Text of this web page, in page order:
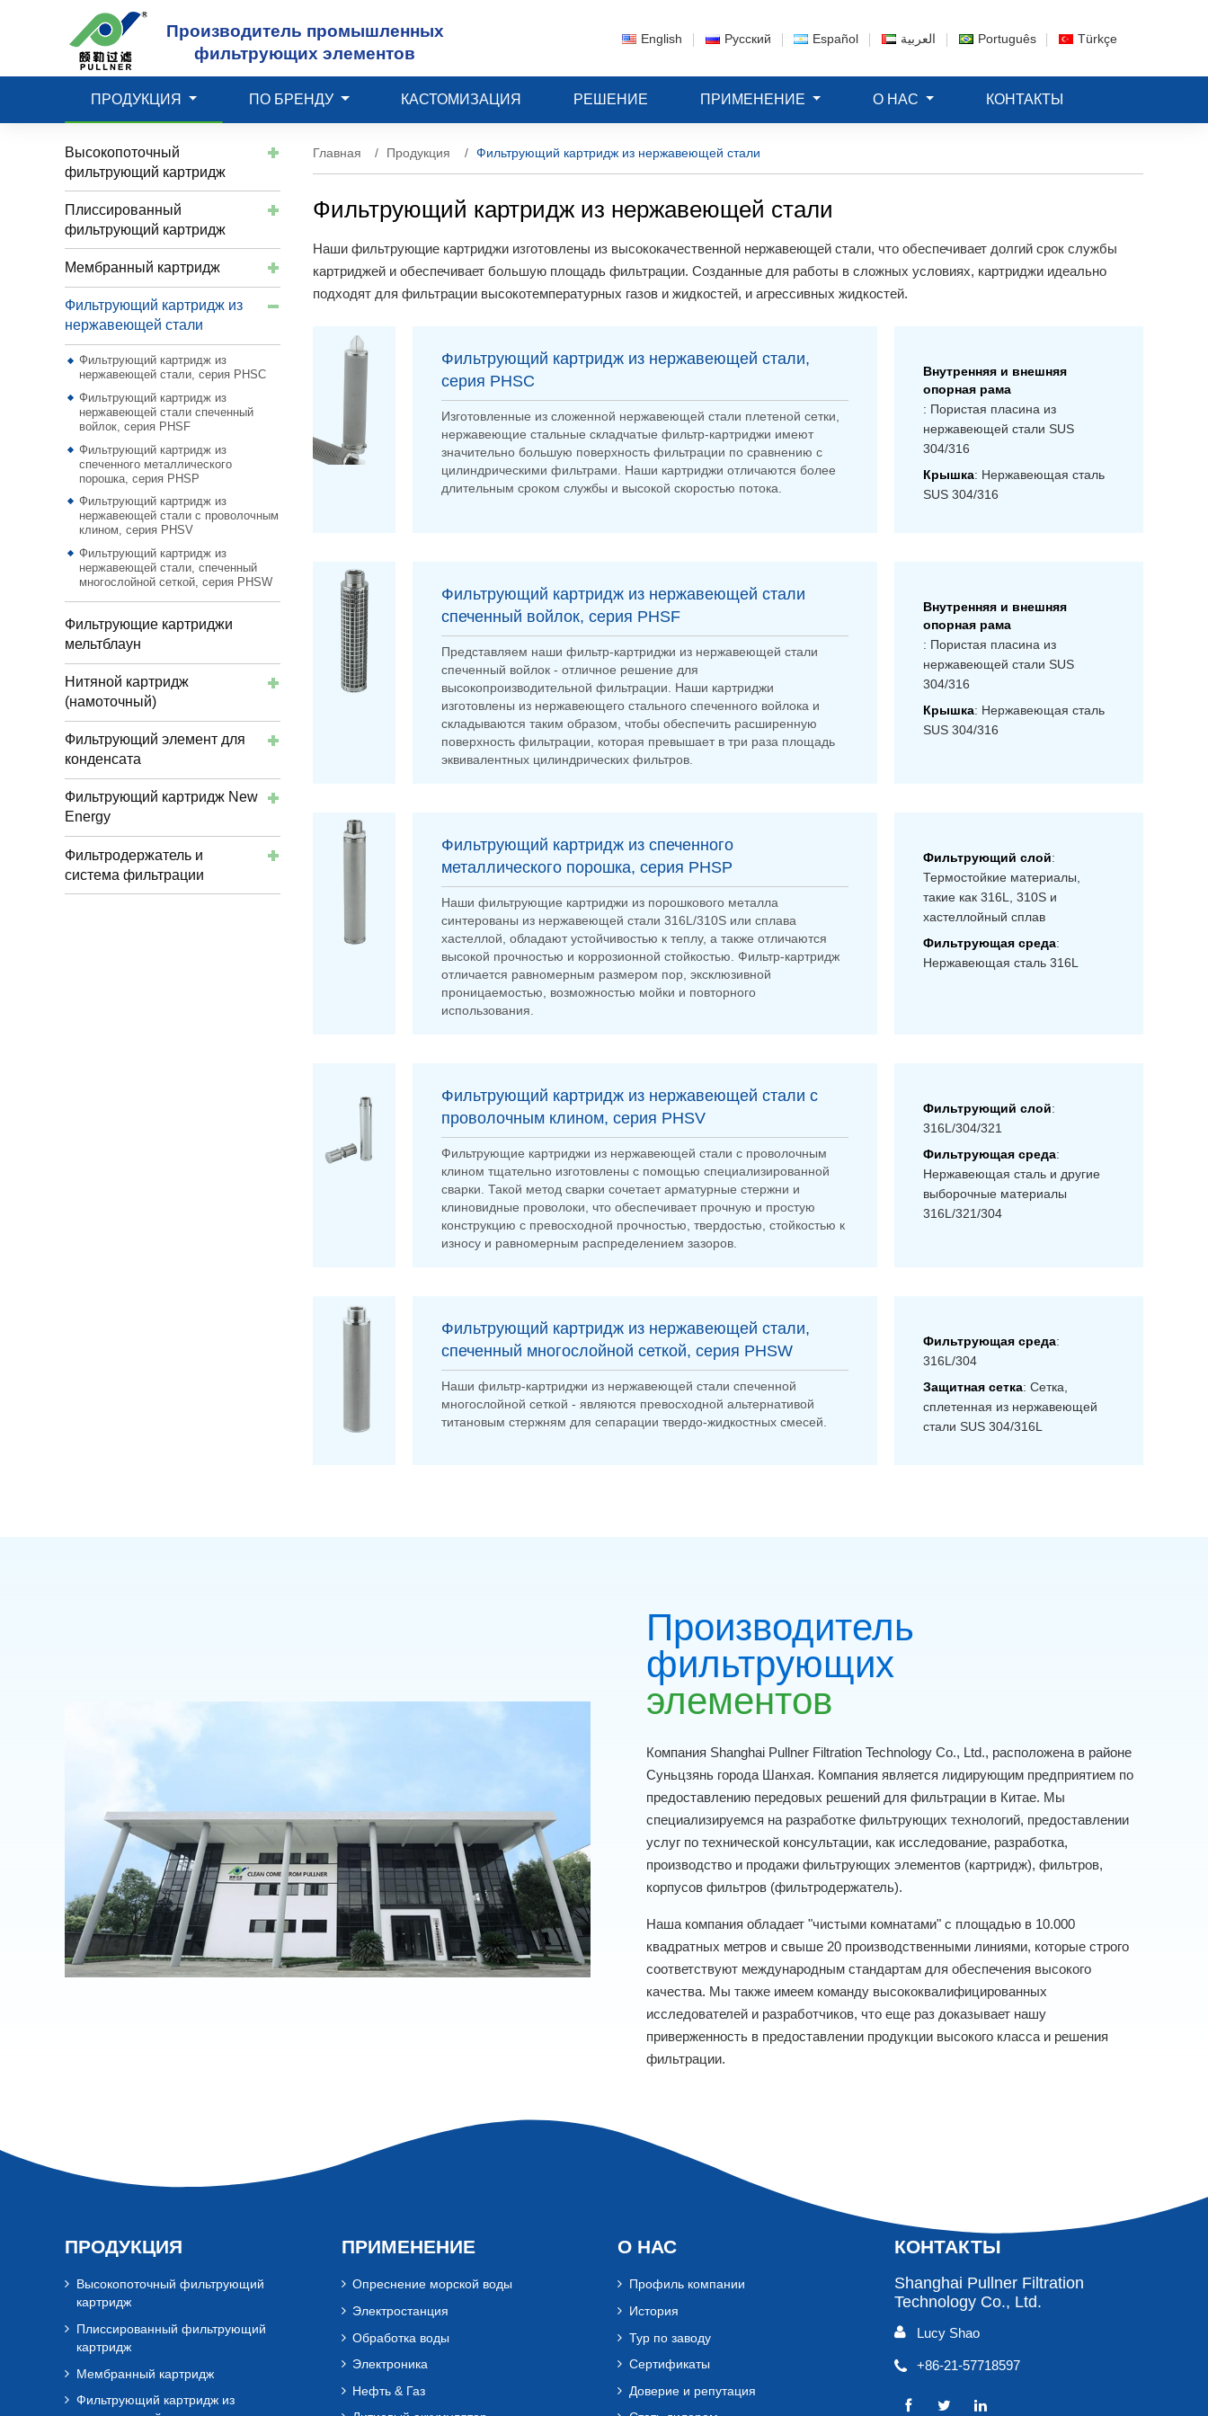
Производитель промышленных
фильтрующих элементов
English Русский Español العربية Português Türkçe
ПРОДУКЦИЯ ПО БРЕНДУ КАСТОМИЗАЦИЯ РЕШЕНИЕ ПРИМЕНЕНИЕ О НАС КОНТАКТЫ
Главная Продукция Фильтрующий картридж из нержавеющей стали
Фильтрующий картридж из нержавеющей стали
Наши фильтрующие картриджи изготовлены из высококачественной нержавеющей стали, что обеспечивает долгий срок службы
картриджей и обеспечивает большую площадь фильтрации. Созданные для работы в сложных условиях, картриджи идеально
подходят для фильтрации высокотемпературных газов и жидкостей, и агрессивных жидкостей.
Фильтрующий картридж из нержавеющей стали,
серия PHSC
Изготовленные из сложенной нержавеющей стали плетеной сетки,
нержавеющие стальные складчатые фильтр-картриджи имеют
значительно большую поверхность фильтрации по сравнению с
цилиндрическими фильтрами. Наши картриджи отличаются более
длительным сроком службы и высокой скоростью потока.
Внутренняя и внешняя
опорная рама
: Пористая пласина из
нержавеющей стали SUS
304/316
Крышка: Нержавеющая сталь
SUS 304/316
Фильтрующий картридж из нержавеющей стали
спеченный войлок, серия PHSF
Представляем наши фильтр-картриджи из нержавеющей стали
спеченный войлок - отличное решение для
высокопроизводительной фильтрации. Наши картриджи
изготовлены из нержавеющего стального спеченного войлока и
складываются таким образом, чтобы обеспечить расширенную
поверхность фильтрации, которая превышает в три раза площадь
эквивалентных цилиндрических фильтров.
Внутренняя и внешняя
опорная рама
: Пористая пласина из
нержавеющей стали SUS
304/316
Крышка: Нержавеющая сталь
SUS 304/316
Фильтрующий картридж из спеченного
металлического порошка, серия PHSP
Наши фильтрующие картриджи из порошкового металла
синтерованы из нержавеющей стали 316L/310S или сплава
хастеллой, обладают устойчивостью к теплу, а также отличаются
высокой прочностью и коррозионной стойкостью. Фильтр-картридж
отличается равномерным размером пор, эксклюзивной
проницаемостью, возможностью мойки и повторного
использования.
Фильтрующий слой:
Термостойкие материалы,
такие как 316L, 310S и
хастеллойный сплав
Фильтрующая среда:
Нержавеющая сталь 316L
Фильтрующий картридж из нержавеющей стали с
проволочным клином, серия PHSV
Фильтрующие картриджи из нержавеющей стали с проволочным
клином тщательно изготовлены с помощью специализированной
сварки. Такой метод сварки сочетает арматурные стержни и
клиновидные проволоки, что обеспечивает прочную и простую
конструкцию с превосходной прочностью, твердостью, стойкостью к
износу и равномерным распределением зазоров.
Фильтрующий слой:
316L/304/321
Фильтрующая среда:
Нержавеющая сталь и другие
выборочные материалы
316L/321/304
Фильтрующий картридж из нержавеющей стали,
спеченный многослойной сеткой, серия PHSW
Наши фильтр-картриджи из нержавеющей стали спеченной
многослойной сеткой - являются превосходной альтернативой
титановым стержням для сепарации твердо-жидкостных смесей.
Фильтрующая среда:
316L/304
Защитная сетка: Сетка,
сплетенная из нержавеющей
стали SUS 304/316L
Высокопоточный
фильтрующий картридж
Плиссированный
фильтрующий картридж
Мембранный картридж
Фильтрующий картридж из
нержавеющей стали
Фильтрующий картридж из
нержавеющей стали, серия PHSC
Фильтрующий картридж из
нержавеющей стали спеченный
войлок, серия PHSF
Фильтрующий картридж из
спеченного металлического
порошка, серия PHSP
Фильтрующий картридж из
нержавеющей стали с проволочным
клином, серия PHSV
Фильтрующий картридж из
нержавеющей стали, спеченный
многослойной сеткой, серия PHSW
Фильтрующие картриджи
мельтблаун
Нитяной картридж
(намоточный)
Фильтрующий элемент для
конденсата
Фильтрующий картридж New
Energy
Фильтродержатель и
система фильтрации
Производитель
фильтрующих
элементов
Компания Shanghai Pullner Filtration Technology Co., Ltd., расположена в районе
Суньцзянь города Шанхая. Компания является лидирующим предприятием по
предоставлению передовых решений для фильтрации в Китае. Мы
специализируемся на разработке фильтрующих технологий, предоставлении
услуг по технической консультации, как исследование, разработка,
производство и продажи фильтрующих элементов (картридж), фильтров,
корпусов фильтров (фильтродержатель).
Наша компания обладает "чистыми комнатами" с площадью в 10.000
квадратных метров и свыше 20 производственными линиями, которые строго
соответствуют международным стандартам для обеспечения высокого
качества. Мы также имеем команду высококвалифицированных
исследователей и разработчиков, что еще раз доказывает нашу
приверженность в предоставлении продукции высокого класса и решения
фильтрации.
ПРОДУКЦИЯ
Высокопоточный фильтрующий
картридж
Плиссированный фильтрующий
картридж
Мембранный картридж
Фильтрующий картридж из
ПРИМЕНЕНИЕ
Опреснение морской воды
Электростанция
Обработка воды
Электроника
Нефть & Газ
О НАС
Профиль компании
История
Тур по заводу
Сертификаты
Доверие и репутация
КОНТАКТЫ
Shanghai Pullner Filtration
Technology Co., Ltd.
Lucy Shao
+86-21-57718597